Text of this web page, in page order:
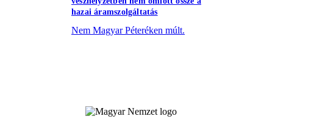
hazai áramszolgáltatás
Nem Magyar Péteréken múlt.